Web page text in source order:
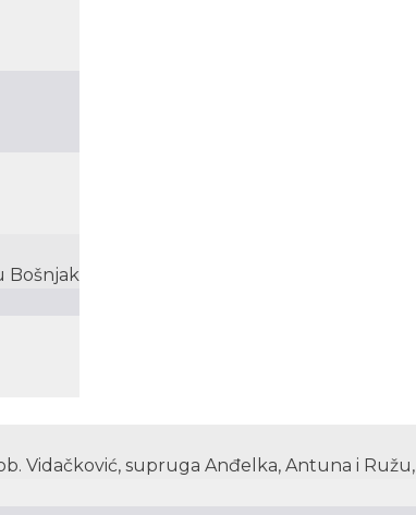
Bošnjak
Vidačković, supruga Anđelka, Antuna i